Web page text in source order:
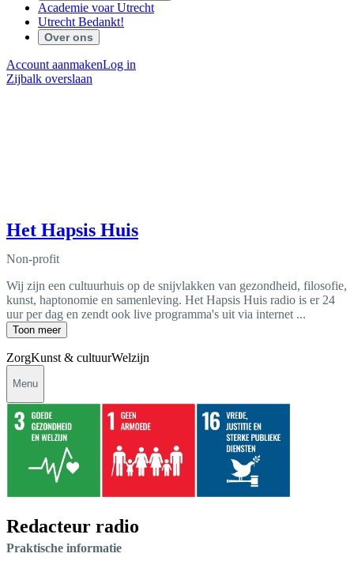
Academie voar Utrecht
Utrecht Bedankt!
Over ons
Account aanmakenLog in
Zijbalk overslaan
Het Hapsis Huis
Non-profit
Wij zijn een cultuurhuis op de snijvlakken van gezondheid, filosofie,
kunst, haptonomie en samenleving. Het Hapsis Huis radio is er 24
uur per dag en zendt ook live programma's uit via internet ...
Toon meer
ZorgKunst & cultuurWelzijn
Menu
Redacteur radio
Praktische informatie